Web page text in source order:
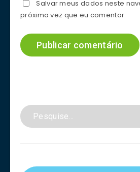
Salvar meus dados neste
próxima vez que eu comentar.